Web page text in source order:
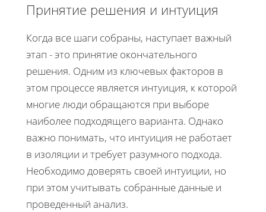
Принятие решения и интуиция
Когда все шаги собраны, наступает важный
этап - это принятие окончательного
решения. Одним из ключевых факторов в
этом процессе является интуиция, к которой
многие люди обращаются при выборе
наиболее подходящего варианта. Однако
важно понимать, что интуиция не работает
в изоляции и требует разумного подхода.
Необходимо доверять своей интуиции, но
при этом учитывать собранные данные и
проведенный анализ.